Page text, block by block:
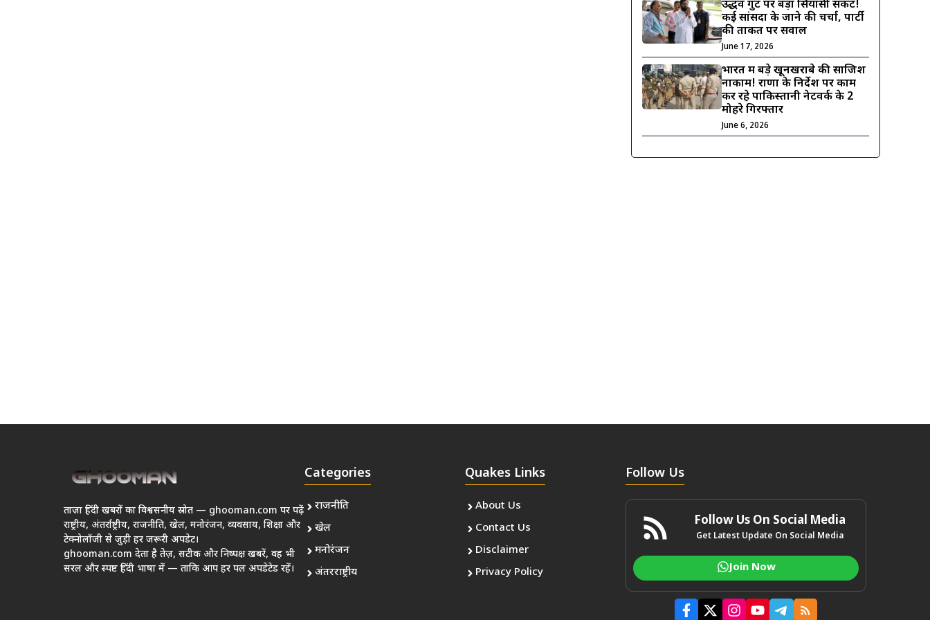
उद्धव गुट पर बड़ा सियासी संकट!
कई सांसदों के जाने की चर्चा, पार्टी
की ताकत पर सवाल
June 17, 2026
भारत में बड़े खूनखराबे की साजिश
नाकाम! राणा के निर्देश पर काम
कर रहे पाकिस्तानी नेटवर्क के 2
मोहरे गिरफ्तार
June 6, 2026
ताज़ा हिंदी खबरों का विश्वसनीय स्रोत — ghooman.com पर पढ़ें
राष्ट्रीय, अंतर्राष्ट्रीय, राजनीति, खेल, मनोरंजन, व्यवसाय, शिक्षा और
टेक्नोलॉजी से जुड़ी हर जरूरी अपडेट।
ghooman.com देता है तेज़, सटीक और निष्पक्ष खबरें, वह भी
सरल और स्पष्ट हिंदी भाषा में — ताकि आप हर पल अपडेटेड रहें।
Categories
राजनीति
खेल
मनोरंजन
अंतरराष्ट्रीय
Quakes Links
About Us
Contact Us
Disclaimer
Privacy Policy
Follow Us
Follow Us On Social Media
Get Latest Update On Social Media
Join Now